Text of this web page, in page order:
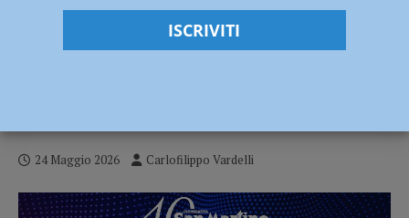
all’autodromo di Monza
Ciclismo – Agata Campana (Bft Burzoni
24 Maggio 2026 Carlofilippo Vardelli